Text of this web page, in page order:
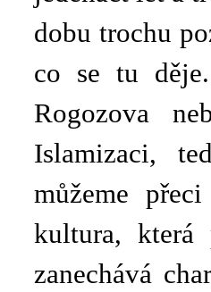
dobu trochu
co se tu
Rogozova
Islamizaci,
můžeme
kultura, která
zanechává